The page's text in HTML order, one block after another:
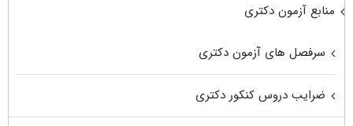
منابع آزمون دکتری
سرفصل های آزمون دکتری
ضرایب دروس کنکور دکتری